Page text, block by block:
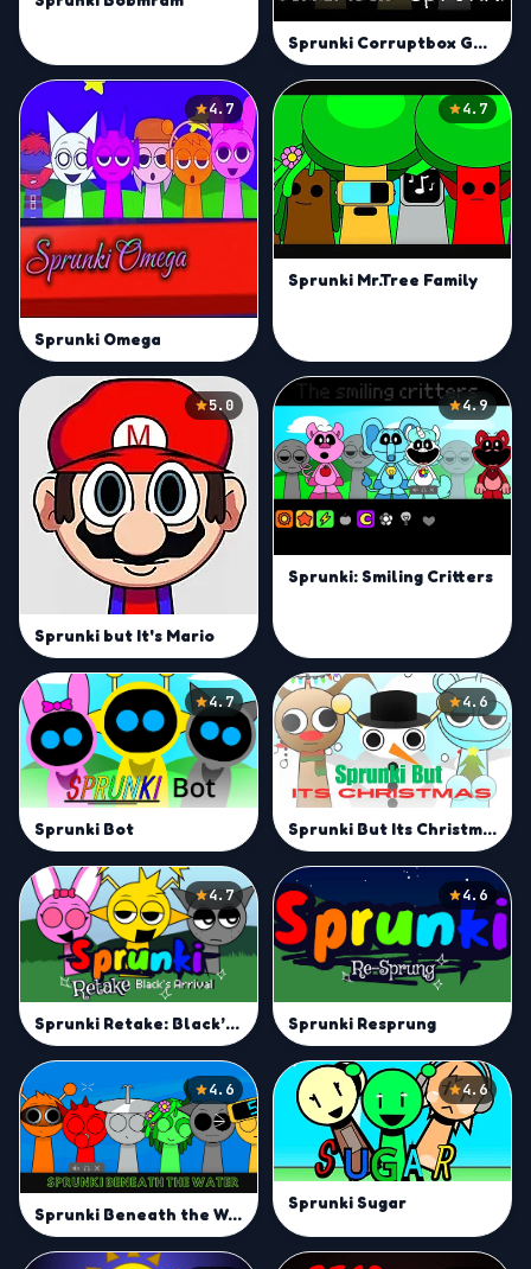
Sprunki Corruptbox Goreless
4.7
Sprunki Omega
4.7
Sprunki Mr.Tree Family
5.0
Sprunki but It's Mario
4.9
Sprunki: Smiling Critters
4.7
Sprunki Bot
4.6
Sprunki But Its Christmas
4.7
Sprunki Retake: Black’s Arrival
4.6
Sprunki Resprung
4.6
Sprunki Beneath the Water
4.6
Sprunki Sugar